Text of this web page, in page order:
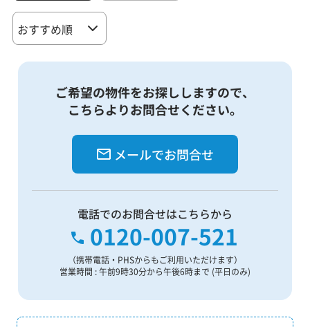
ご希望の物件をお探ししますので、
こちらよりお問合せください。
メールでお問合せ
電話でのお問合せはこちらから
0120-007-521
（携帯電話・PHSからもご利用いただけます）
営業時間 : 午前9時30分から午後6時まで (平日のみ)